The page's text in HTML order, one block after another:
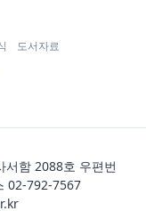
도서자료
서함 2088호 우편번
02-792-7567